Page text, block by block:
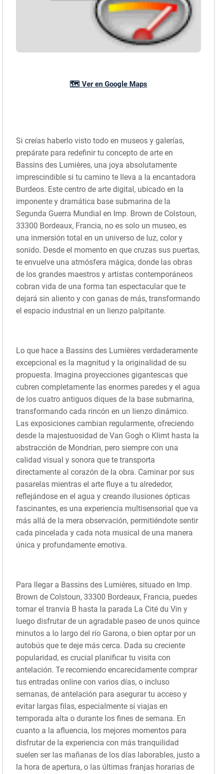
🗺️ Ver en Google Maps
Si creías haberlo visto todo en museos y galerías,
prepárate para redefinir tu concepto de arte en
Bassins des Lumières, una joya absolutamente
imprescindible si tu camino te lleva a la encantadora
Burdeos. Este centro de arte digital, ubicado en la
imponente y dramática base submarina de la
Segunda Guerra Mundial en Imp. Brown de Colstoun,
33300 Bordeaux, Francia, no es solo un museo, es
una inmersión total en un universo de luz, color y
sonido. Desde el momento en que cruzas sus puertas,
te envuelve una atmósfera mágica, donde las obras
de los grandes maestros y artistas contemporáneos
cobran vida de una forma tan espectacular que te
dejará sin aliento y con ganas de más, transformando
el espacio industrial en un lienzo palpitante.
Lo que hace a Bassins des Lumières verdaderamente
excepcional es la magnitud y la originalidad de su
propuesta. Imagina proyecciones gigantescas que
cubren completamente las enormes paredes y el agua
de los cuatro antiguos diques de la base submarina,
transformando cada rincón en un lienzo dinámico.
Las exposiciones cambian regularmente, ofreciendo
desde la majestuosidad de Van Gogh o Klimt hasta la
abstracción de Mondrian, pero siempre con una
calidad visual y sonora que te transporta
directamente al corazón de la obra. Caminar por sus
pasarelas mientras el arte fluye a tu alrededor,
reflejándose en el agua y creando ilusiones ópticas
fascinantes, es una experiencia multisensorial que va
más allá de la mera observación, permitiéndote sentir
cada pincelada y cada nota musical de una manera
única y profundamente emotiva.
Para llegar a Bassins des Lumières, situado en Imp.
Brown de Colstoun, 33300 Bordeaux, Francia, puedes
tomar el tranvía B hasta la parada La Cité du Vin y
luego disfrutar de un agradable paseo de unos quince
minutos a lo largo del río Garona, o bien optar por un
autobús que te deje más cerca. Dada su creciente
popularidad, es crucial planificar tu visita con
antelación. Te recomiendo encarecidamente comprar
tus entradas online con varios días, o incluso
semanas, de antelación para asegurar tu acceso y
evitar largas filas, especialmente si viajas en
temporada alta o durante los fines de semana. En
cuanto a la afluencia, los mejores momentos para
disfrutar de la experiencia con más tranquilidad
suelen ser las mañanas de los días laborables, justo a
la hora de apertura, o las últimas franjas horarias de